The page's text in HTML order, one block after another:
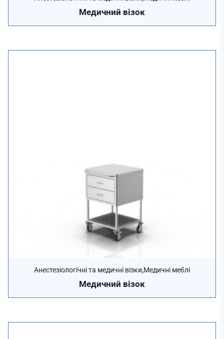
Медичний візок
Анестезіологічні та медичні візки,Медичні меблі
Медичний візок